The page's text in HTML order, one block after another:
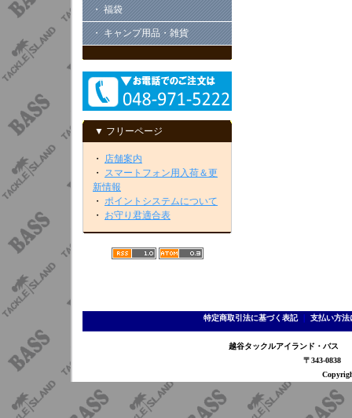
・ 福袋
・ キャンプ用品・雑貨
▼ フリーページ
・ 店舗案内
・ スマートフォン用入荷＆更
新情報
・ ポイントシステムについて
・ お守り君適合表
特定商取引法に基づく表記｜ 支払い方法
越谷タックルアイランド・バ
〒343-0838